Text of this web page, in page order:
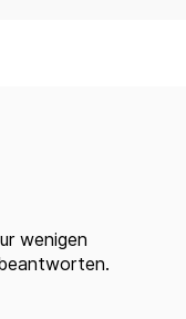
wenigen